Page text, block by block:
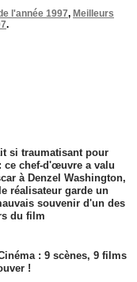
l'année 1997, Meilleurs
.
si traumatisant pour
ce chef-d'œuvre a valu
à Denzel Washington,
réalisateur garde un
souvenir d'un des
du film
: 9 scènes, 9 films
!